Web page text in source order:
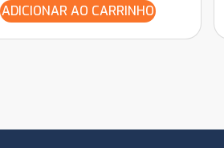
ADICIONAR AO CARRINHO